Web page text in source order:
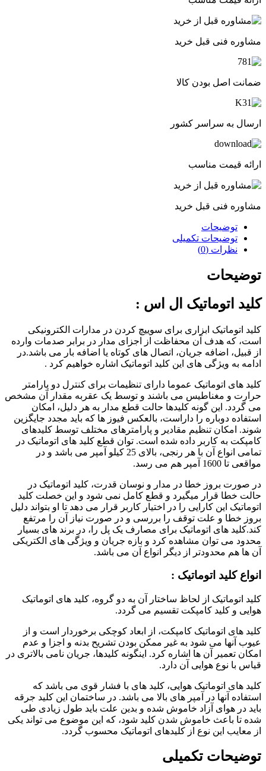
مشاوره فنی قبل خرید
ضمانت اصل بودن کالا
ارسال به سراسر کشور
ارائه قیمت مناسب
مشاوره فنی قبل خرید
توضیحات
توضیحات تکمیلی
نظرات (0)
توضیحات
کلید اتوماتیک ال اس :
کلید اتوماتیک ابزاری برای سوییچ کردن در مدارات الکترونیکی
است، که هدف آن محفاظت از اجزای مدار در برابر صدمات وارده
از قبیل، اضافه جریان، اتصال های کوتاه یا اضافه بار می باشد.در
ادامه به ویژگی های این کلید اتوماتیک اشاره خواهیم کرد .
کلید های اتوماتیک عموما دارای تنظیمات برای کنترل دو پارامتر
حرارت و مغناطیس می باشند و توسط یک عقربه مقدار آن مشخص
می گردد. این گونه کلیدها حالت قطع مدار به هر دلیل، امکان
استفاده دوباره را داراست، بالعکس فیوز ها که باید مجدد جایگزین
شوند. امکان تنظیم مقادیر و پارامترهای مختلف توسط کلیدهای
کامپکت به کاربر داده شده است. توان قطع کلید های اتوماتیک در
تمامی انواع آن با هر رنجی، بالای 25 کیلو آمپر می باشد و در
مواقعی تا 1600 آمپر هم می رسد.
در صورت بروز خطا در مدار و نوسان قدرت، کلید اتوماتیک در
حالت خطا قرار میگیرد و قطع کامل نمی شود و این خصلت کلید
اتوماتیک این کارایی را در اختیار کاربر قرار می دهد تا او بتواند دلیل
بروز خطا و علت توقف را بررسی و در صورت نیاز آن را مرتفع
کند.کلید های اتوماتیک برای مصارف یک پل را، در برند های بسیار
محدود می توان مشاهده کرد و بازه جریان و ویژگی های الکتریکی
آن ها هم محدودتر از دیگر انواع آن می باشد.
انواع کلید اتوماتیک :
کلید اتوماتیک از لحاظ ساختار آن به دو گروه، کلید های اتوماتیک
هوایی و کلید کامپکت تقسیم می گردد.
کلید های اتوماتیک کامپکت، از ابعاد کوچکی برخوردار است و از
عیوب آنها می شود به غیر ممکن بودن تشریح بدنه و اجزا و عدم
امکان تعمیر آن ها اشاره کرد. اینگونه کلیدها، جریان نامی بالاتری در
قیاس با نوع هوایی آن دارد.
کلید های اتوماتیک هوایی، کلید های با فشار قوی می باشد که
استفاده آنها در آمپر های بالا می باشد. در ساختمان این کلید جرقه
باید در هوای آزاد خاموش شده و بدین علت باید طول زیادی طی
شده تا باعث خاموش شدن کلید شود، که این موضوع می تواند یکی
از معایب این نوع از کلیدهای اتوماتیک محسوب گردد.
توضیحات تکمیلی